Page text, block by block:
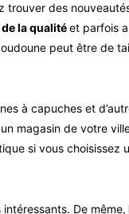
des
de la qualitéet parfois
peut être de
à capuches et
magasin de votre
si vous choisissez
De même,